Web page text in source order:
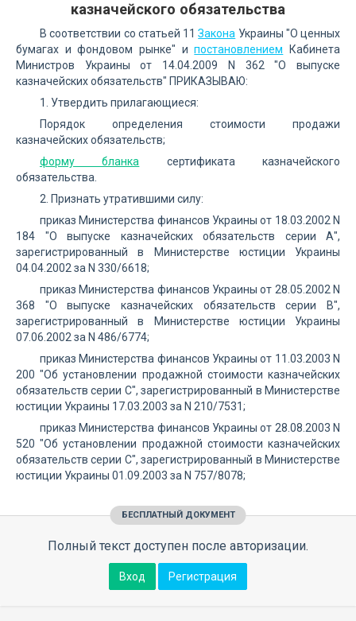
казначейского обязательства
В соответствии со статьей 11Закона Украины "О ценных
бумагах и фондовом рынке" ипостановлением Кабинета
Министров Украины от 14.04.2009 N 362 "О выпуске
казначейских обязательств" ПРИКАЗЫВАЮ:
1. Утвердить прилагающиеся:
Порядок определения стоимости продажи
казначейских обязательств;
форму бланка сертификата казначейского
обязательства.
2. Признать утратившими силу:
приказ Министерства финансов Украины от 18.03.2002 N
184 "О выпуске казначейских обязательств серии А",
зарегистрированный в Министерстве юстиции Украины
04.04.2002 за N 330/6618;
приказ Министерства финансов Украины от 28.05.2002 N
368 "О выпуске казначейских обязательств серии B",
зарегистрированный в Министерстве юстиции Украины
07.06.2002 за N 486/6774;
приказ Министерства финансов Украины от 11.03.2003 N
200 "Об установлении продажной стоимости казначейских
обязательств серии C", зарегистрированный в Министерстве
юстиции Украины 17.03.2003 за N 210/7531;
приказ Министерства финансов Украины от 28.08.2003 N
520 "Об установлении продажной стоимости казначейских
обязательств серии C", зарегистрированный в Министерстве
юстиции Украины 01.09.2003 за N 757/8078;
БЕСПЛАТНЫЙ ДОКУМЕНТ
Полный текст доступен после авторизации.
Вход Регистрация